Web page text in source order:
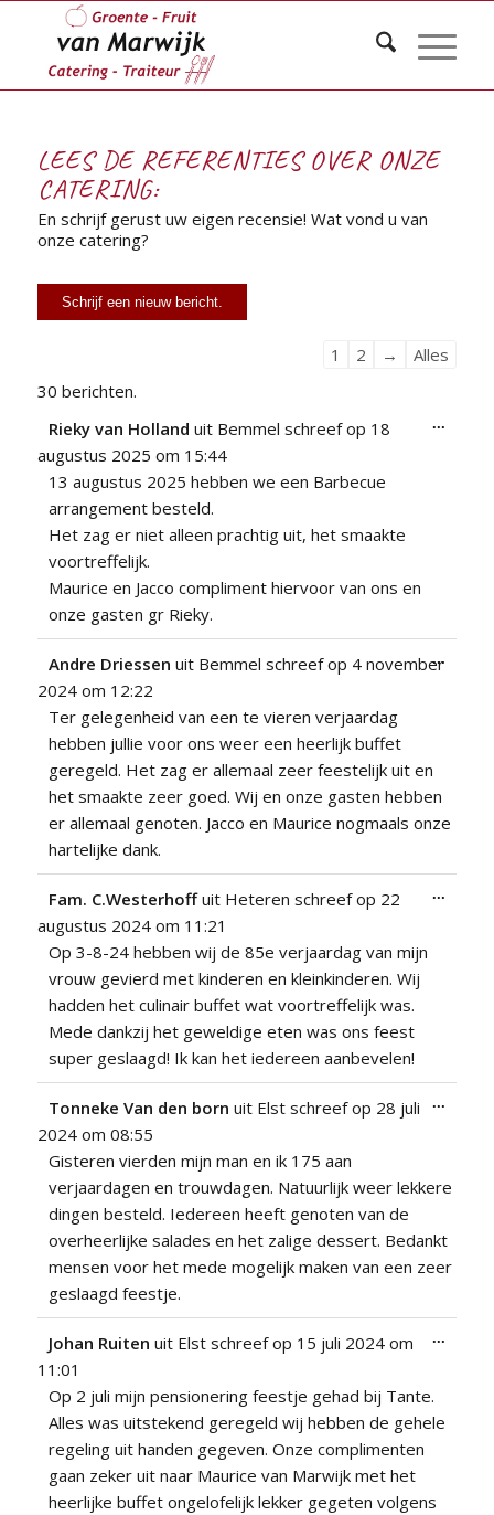
LEES DE REFERENTIES OVER ONZE
CATERING:
En schrijf gerust uw eigen recensie! Wat vond u van
onze catering?
Navigatie
gastenboek-
1 2 →
Alles
30 berichten.
Rieky van Holland uit Bemmel schreef op 18
augustus 2025 om 15:44
13 augustus 2025 hebben we een Barbecue
arrangement besteld.
Het zag er niet alleen prachtig uit, het smaakte
voortreffelijk.
Maurice en Jacco compliment hiervoor van ons en
onze gasten gr Rieky.
...
Andre Driessen uit Bemmel schreef op 4 november
2024 om 12:22
Ter gelegenheid van een te vieren verjaardag
hebben jullie voor ons weer een heerlijk buffet
geregeld. Het zag er allemaal zeer feestelijk uit en
het smaakte zeer goed. Wij en onze gasten hebben
er allemaal genoten. Jacco en Maurice nogmaals onze
hartelijke dank.
...
Fam. C.Westerhoffuit Heteren schreef op 22
augustus 2024 om 11:21
Op 3-8-24 hebben wij de 85e verjaardag van mijn
vrouw gevierd met kinderen en kleinkinderen. Wij
hadden het culinair buffet wat voortreffelijk was.
Mede dankzij het geweldige eten was ons feest
super geslaagd! Ik kan het iedereen aanbevelen!
...
Tonneke Van den born uit Elst schreef op 28 juli
2024 om 08:55
Gisteren vierden mijn man en ik 175 aan
verjaardagen en trouwdagen. Natuurlijk weer lekkere
dingen besteld. Iedereen heeft genoten van de
overheerlijke salades en het zalige dessert. Bedankt
mensen voor het mede mogelijk maken van een zeer
geslaagd feestje.
...
Johan Ruiten uit Elst schreef op 15 juli 2024 om
11:01
Op 2 juli mijn pensionering feestje gehad bij Tante.
Alles was uitstekend geregeld wij hebben de gehele
regeling uit handen gegeven. Onze complimenten
gaan zeker uit naar Maurice van Marwijk met het
heerlijke buffet ongelofelijk lekker gegeten volgens
...